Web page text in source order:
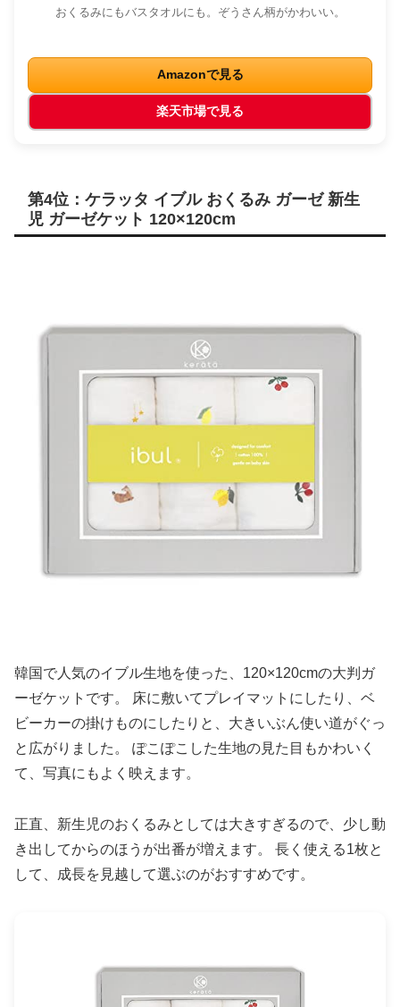
おくるみにもバスタオルにも。ぞうさん柄がかわいい。
Amazonで見る
楽天市場で見る
第4位：ケラッタ イブル おくるみ ガーゼ 新生
児 ガーゼケット 120×120cm
韓国で人気のイブル生地を使った、120×120cmの大判ガ
ーゼケットです。 床に敷いてプレイマットにしたり、ベ
ビーカーの掛けものにしたりと、大きいぶん使い道がぐっ
と広がりました。 ぽこぽこした生地の見た目もかわいく
て、写真にもよく映えます。
正直、新生児のおくるみとしては大きすぎるので、少し動
き出してからのほうが出番が増えます。 長く使える1枚と
して、成長を見越して選ぶのがおすすめです。